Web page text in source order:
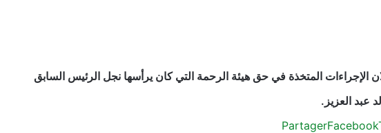
الإجراءات المتخذة في حق هيئة الرحمة التي كان يرأسها نجل الرئيس السابق
عبد العزيز.
PartagerFacebook